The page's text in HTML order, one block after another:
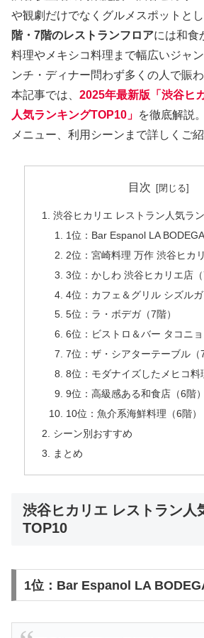
や観劇だけでなくグルメスポットと
階・7階のレストランフロアには和食
料理やメキシコ料理まで幅広いジャ
ンチ・ディナー問わず多くの人で賑わ
本記事では、 2025年最新版「渋谷ヒ
人気ランキングTOP10」 を徹底解説
メニュー、利用シーンまで詳しくご紹
目次
渋谷ヒカリエ レストラン人気ラ
1位：Bar Espanol LA BODEGA
2位：宮崎料理 万作 渋谷ヒカ
3位：かしわ 渋谷ヒカリエ店（
4位：カフェ＆グリル シズルガ
5位：ラ・ボデガ（7階）
6位：ビストロ＆バー タコニョ
7位：ザ・シアターテーブル（7
8位：モダナイズしたメヒコ料
9位：高級感ある和食店（6階）
10位：魚介系海鮮料理（6階）
シーン別おすすめ
まとめ
渋谷ヒカリエ レストラン人
TOP10
1位：Bar Espanol LA